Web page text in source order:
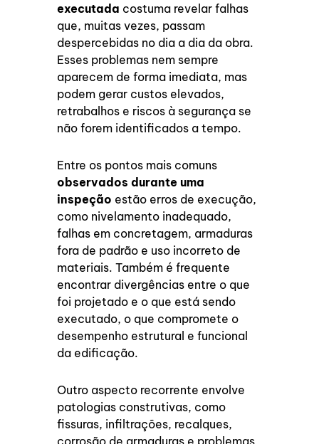
executada costuma revelar falhas
que, muitas vezes, passam
despercebidas no dia a dia da obra.
Esses problemas nem sempre
aparecem de forma imediata, mas
podem gerar custos elevados,
retrabalhos e riscos à segurança se
não forem identificados a tempo.
Entre os pontos mais comuns
observados durante uma
inspeção estão erros de execução,
como nivelamento inadequado,
falhas em concretagem, armaduras
fora de padrão e uso incorreto de
materiais. Também é frequente
encontrar divergências entre o que
foi projetado e o que está sendo
executado, o que compromete o
desempenho estrutural e funcional
da edificação.
Outro aspecto recorrente envolve
patologias construtivas, como
fissuras, infiltrações, recalques,